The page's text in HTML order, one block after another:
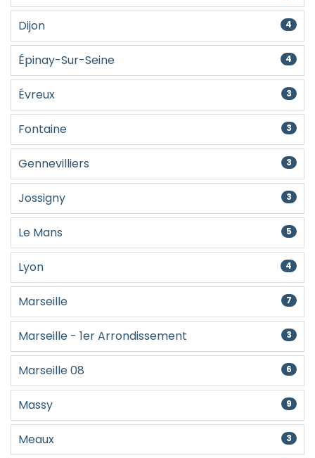
Dijon 4
Épinay-Sur-Seine 4
Évreux 3
Fontaine 3
Gennevilliers 3
Jossigny 3
Le Mans 5
Lyon 4
Marseille 7
Marseille - 1er Arrondissement 3
Marseille 08 6
Massy 9
Meaux 3